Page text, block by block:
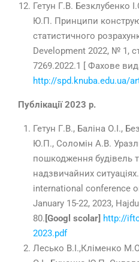
Гетун Г.В. Безклубенко
Ю.П. Принципи
статистичного
Development 2022, № 1,
7269.2022.1 [ Фахове
http://spd.knuba.edu.ua/
Публікації 2023 р.
Гетун Г.В., Баліна О.І.,
Ю.П., Соломін А.В.
пошкодження будівель
надзвичайних
international conference
January 15-22, 2023,
80. [Googl scolar] http://
2023.pdf
Лесько В.І.,Кліменко